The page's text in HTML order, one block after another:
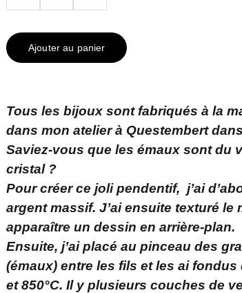
Ajouter au panier
Tous les bijoux sont fabriqués à la
dans mon atelier à Questembert
Saviez-vous que les émaux sont du
cristal ?
Pour créer ce joli pendentif, j’ai
argent massif. J’ai ensuite texturé le
apparaître un dessin en arrière-plan.
Ensuite, j’ai placé au pinceau des
(émaux) entre les fils et les ai
et 850°C. Il y plusieurs couches de